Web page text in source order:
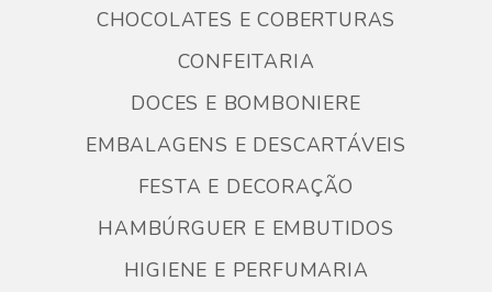
CHOCOLATES E COBERTURAS
CONFEITARIA
DOCES E BOMBONIERE
EMBALAGENS E DESCARTÁVEIS
FESTA E DECORAÇÃO
HAMBÚRGUER E EMBUTIDOS
HIGIENE E PERFUMARIA